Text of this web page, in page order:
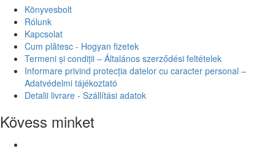
Könyvesbolt
Rólunk
Kapcsolat
Cum plătesc - Hogyan fizetek
Termeni și condiții – Általános szerződési feltételek
Informare privind protecția datelor cu caracter personal –
Adatvédelmi tájékoztató
Detalii livrare - Szállítási adatok
Kövess minket